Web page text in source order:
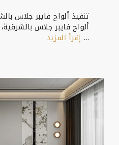
تنفيذ ألواح فايبر جلاس
ألواح فايبر جلاس
… إقرأ المزيد